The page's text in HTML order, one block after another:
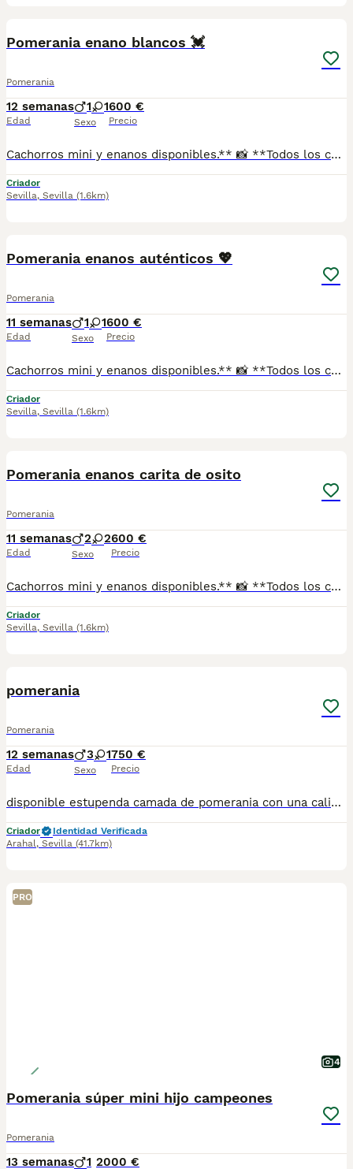
Pomerania enano blancos 💓
Pomerania
12 semanas
Edad
1 1
Sexo
600 €
Precio
Cachorros mini y enanos disponibles.** 📸 **Todos los cachorros disponibles están publicados en nuestra web**, donde podrás ver fotos actualizadas, información y disponibilidad. ✅ Se entregan con: ✔ Cartilla veterinaria. ✔ Vacunas al día según la edad. ✔ Pienso para los primeros días. ✔ Contrato de compra. ✔ Garantía. 🚚 **Envíos con pago a la entrega** para mayor comodidad y tranquilidad. 📍 Enviamos a: Andalucía, Madrid, Cataluña, Comunidad Valenciana, Murcia, Aragón, Castilla-La Mancha, Castilla y León, Extremadura, Galicia, Asturias, Cantabria, País Vasco, Navarra y La Rioja. 📞 Teléfono y WhatsApp: **621 31 88 32** 🌐 Web: https://www.mundochihuahua.es
Criador
Sevilla, Sevilla (1.6km)
Pomerania enanos auténticos 💖
Pomerania
11 semanas
Edad
1 1
Sexo
600 €
Precio
Cachorros mini y enanos disponibles.** 📸 **Todos los cachorros disponibles están publicados en nuestra web**, donde podrás ver fotos actualizadas, información y disponibilidad. ✅ Se entregan con: ✔ Cartilla veterinaria. ✔ Vacunas al día según la edad. ✔ Pienso para los primeros días. ✔ Contrato de compra. ✔ Garantía. 🚚 **Envíos con pago a la entrega** para mayor comodidad y tranquilidad. 📍 Enviamos a: Andalucía, Madrid, Cataluña, Comunidad Valenciana, Murcia, Aragón, Castilla-La Mancha, Castilla y León, Extremadura, Galicia, Asturias, Cantabria, País Vasco, Navarra y La Rioja. 📞 Teléfono y WhatsApp: **621 31 88 32** 🌐 Web: https://www.mundochihuahua.es
Criador
Sevilla, Sevilla (1.6km)
Pomerania enanos carita de osito
Pomerania
11 semanas
Edad
2 2
Sexo
600 €
Precio
Cachorros mini y enanos disponibles.** 📸 **Todos los cachorros disponibles están publicados en nuestra web**, donde podrás ver fotos actualizadas, información y disponibilidad. ✅ Se entregan con: ✔ Cartilla veterinaria. ✔ Vacunas al día según la edad. ✔ Pienso para los primeros días. ✔ Contrato de compra. ✔ Garantía. 🚚 **Envíos con pago a la entrega** para mayor comodidad y tranquilidad. 📍 Enviamos a: Andalucía, Madrid, Cataluña, Comunidad Valenciana, Murcia, Aragón, Castilla-La Mancha, Castilla y León, Extremadura, Galicia, Asturias, Cantabria, País Vasco, Navarra y La Rioja. 📞 Teléfono y WhatsApp: **621 31 88 32** 🌐 Web: https://www.mundochihuahua.es
Criador
Sevilla, Sevilla (1.6km)
pomerania
Pomerania
12 semanas
Edad
3 1
Sexo
750 €
Precio
disponible estupenda camada de pomerania con una calidad impresionante cara oso para lo mas exigentes en esta raza con mucho pelo super juguetones y cariñoso hay hembra y machos estan vacunados desparasitado y con la cartilla del veterinario hacemos envio a toda españa con posibilidad de contrarembolso llamano y te informamos cachorros criado en ambiente familiar
Criador
Identidad Verificada
Arahal, Sevilla (41.7km)
PRO
4
Pomerania súper mini hijo campeones
Pomerania
13 semanas 1 2000 €